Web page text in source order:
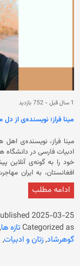
1 سال قبل - 752 بازدید
مینا فراز؛ نویسنده‌ی از
ادبیات فارسی در
خود را به گونه‌ی آنلاین
افغانستان، به ایران
مردسالارِ دهاتی. از آن
کرد، مادرش خواست
عادی نبود و مینا را با
اصرارهای مادرش که
ادامه مطلب
2025-03-25
Categorized as تازه ها,
گوهرشاد,زتان و ادبیات,